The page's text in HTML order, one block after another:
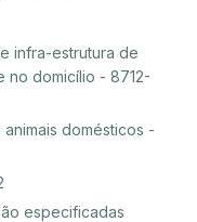
infra-estrutura de
no domicílio - 8712-
domésticos -
especificadas